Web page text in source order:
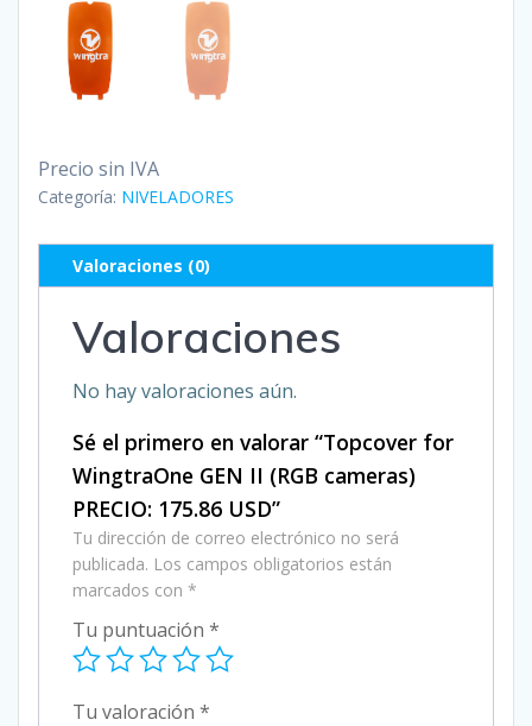
Precio sin IVA
Categoría: NIVELADORES
Valoraciones (0)
Valoraciones
No hay valoraciones aún.
Sé el primero en valorar “Topcover for
WingtraOne GEN II (RGB cameras)
PRECIO: 175.86 USD”
Tu dirección de correo electrónico no será
publicada. Los campos obligatorios están
marcados con *
Tu puntuación *
Tu valoración *